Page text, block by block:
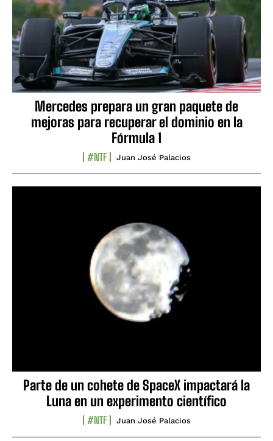
Mercedes prepara un gran paquete de
mejoras para recuperar el dominio en la
Fórmula 1
#NTF Juan José Palacios
Parte de un cohete de SpaceX impactará la
Luna en un experimento científico
#NTF Juan José Palacios